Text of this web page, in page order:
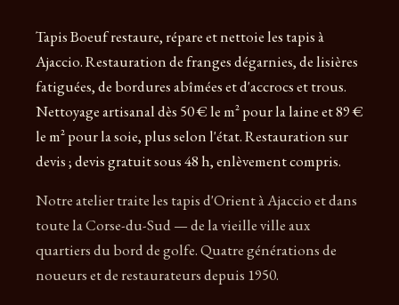
Tapis Boeuf restaure, répare et nettoie les tapis à
Ajaccio. Restauration de franges dégarnies, de lisières
fatiguées, de bordures abîmées et d'accrocs et trous.
Nettoyage artisanal dès 50 € le m² pour la laine et 89 €
le m² pour la soie, plus selon l'état. Restauration sur
devis ; devis gratuit sous 48 h, enlèvement compris.
Notre atelier traite les tapis d'Orient à Ajaccio et dans
toute la Corse-du-Sud — de la vieille ville aux
quartiers du bord de golfe. Quatre générations de
noueurs et de restaurateurs depuis 1950.